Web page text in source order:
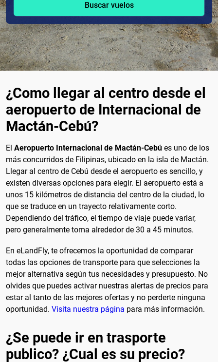
Buscar vuelos
¿Como llegar al centro desde el
aeropuerto de Internacional de
Mactán-Cebú?
El Aeropuerto Internacional de Mactán-Cebú es uno de los
más concurridos de Filipinas, ubicado en la isla de Mactán.
Llegar al centro de Cebú desde el aeropuerto es sencillo, y
existen diversas opciones para elegir. El aeropuerto está a
unos 15 kilómetros de distancia del centro de la ciudad, lo
que se traduce en un trayecto relativamente corto.
Dependiendo del tráfico, el tiempo de viaje puede variar,
pero generalmente toma alrededor de 30 a 45 minutos.
En eLandFly, te ofrecemos la oportunidad de comparar
todas las opciones de transporte para que selecciones la
mejor alternativa según tus necesidades y presupuesto. No
olvides que puedes activar nuestras alertas de precios para
estar al tanto de las mejores ofertas y no perderte ninguna
oportunidad. Visita nuestra página para más información.
¿Se puede ir en trasporte
publico? ¿Cual es su precio?